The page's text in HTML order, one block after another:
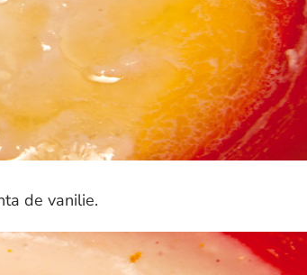
de vanilie.